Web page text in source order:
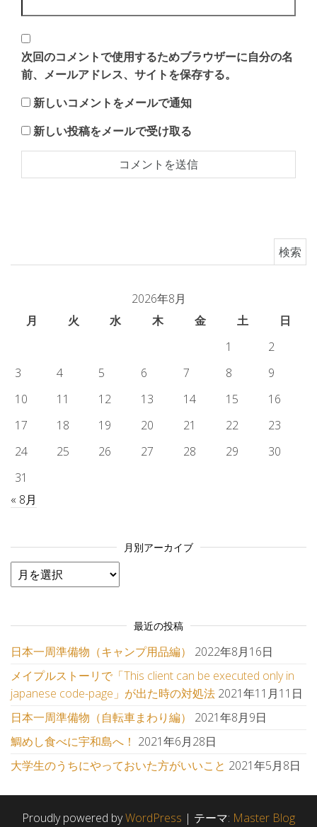
次回のコメントで使用するためブラウザーに自分の名
前、メールアドレス、サイトを保存する。
新しいコメントをメールで通知
新しい投稿をメールで受け取る
2026年8月
月
火 水 木 金 土
日
1
2
3
4 5 6 7 8
9
10
11 12 13 14 15
16
17
18 19 20 21 22
23
24
25 26 27 28 29
30
31
« 8月
月別アーカイブ
月別アーカイブ
最近の投稿
日本一周準備物（キャンプ用品編）
2022年8月16日
メイプルストーリで「This client can be executed only in
japanese code-page」が出た時の対処法 2021年11月11日
日本一周準備物（自転車まわり編）
2021年8月9日
鯛めし食べに宇和島へ！ 2021年6月28日
大学生のうちにやっておいた方がいいこと 2021年5月8日
Proudly powered byWordPress | テーマ: Master Blog